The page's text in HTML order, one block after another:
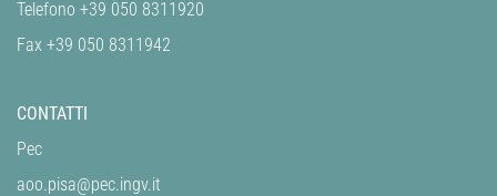
Telefono +39 050 8311920
Fax +39 050 8311942
CONTATTI
Pec
aoo.pisa@pec.ingv.it